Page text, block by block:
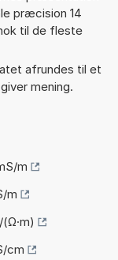
præcision 14
til de fleste
afrundes til et
mening.
m
m
cm